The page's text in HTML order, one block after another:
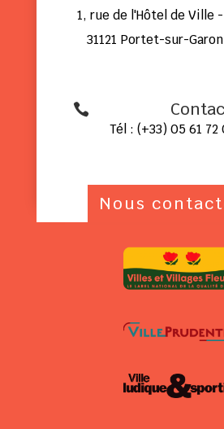
1, rue de l'Hôtel de Ville
31121 Portet-sur-

Tél : (+33) 05 61 72
Nous